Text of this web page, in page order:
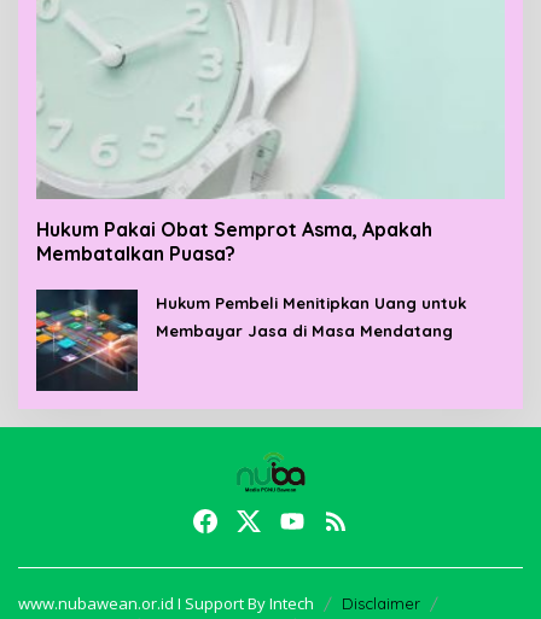
Hukum Pakai Obat Semprot Asma, Apakah
Membatalkan Puasa?
Hukum Pembeli Menitipkan Uang untuk
Membayar Jasa di Masa Mendatang
www.nubawean.or.id I Support By Intech
Disclaimer